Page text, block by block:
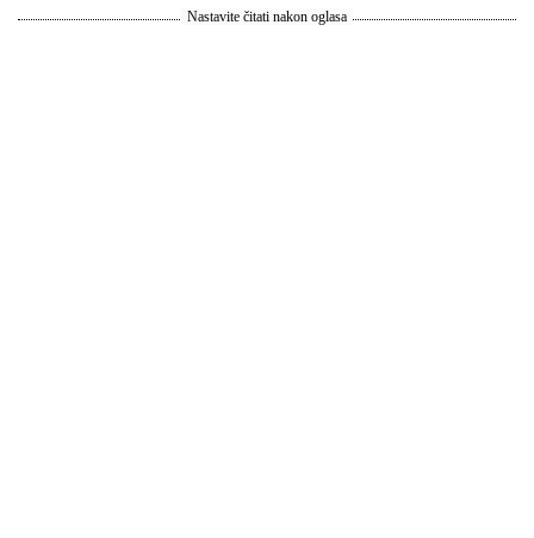
Nastavite čitati nakon oglasa